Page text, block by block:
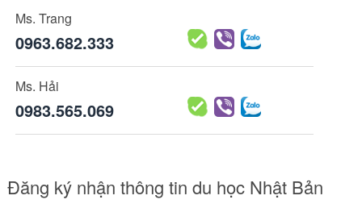
Ms. Trang
0963.682.333
Ms. Hải
0983.565.069
Đăng ký nhận thông tin du học Nhật Bản